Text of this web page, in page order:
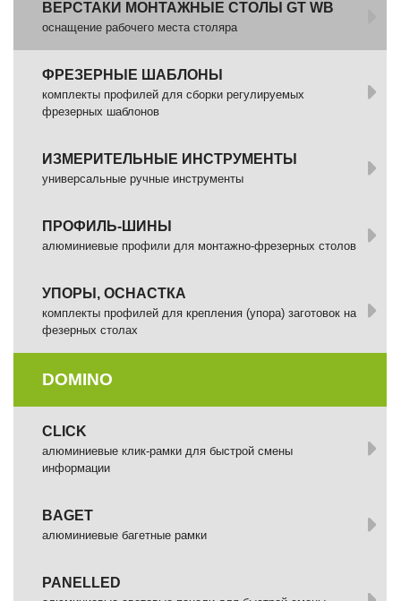
ВЕРСТАКИ МОНТАЖНЫЕ СТОЛЫ GT WB
оснащение рабочего места столяра
ФРЕЗЕРНЫЕ ШАБЛОНЫ
комплекты профилей для сборки регулируемых
фрезерных шаблонов
ИЗМЕРИТЕЛЬНЫЕ ИНСТРУМЕНТЫ
универсальные ручные инструменты
ПРОФИЛЬ-ШИНЫ
алюминиевые профили для монтажно-фрезерных столов
УПОРЫ, ОСНАСТКА
комплекты профилей для крепления (упора) заготовок на
фезерных столах
DOMINO
СLICK
алюминиевые клик-рамки для быстрой смены
информации
BAGET
алюминиевые багетные рамки
PANELLED